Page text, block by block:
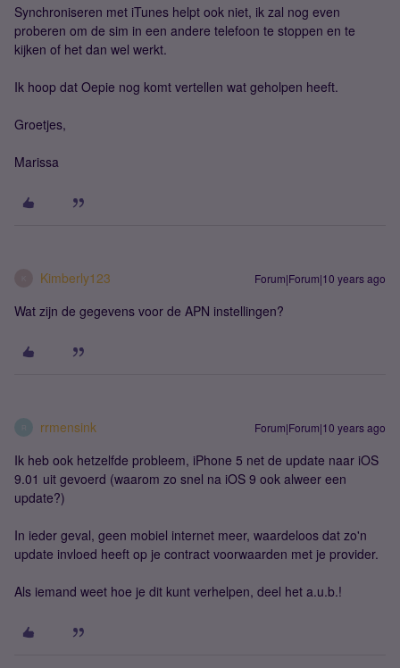
Synchroniseren met iTunes helpt ook niet, ik zal nog even
proberen om de sim in een andere telefoon te stoppen en te
kijken of het dan wel werkt.
Ik hoop dat Oepie nog komt vertellen wat geholpen heeft.
Groetjes,
Marissa
Kimberly123 Forum|Forum|10 years ago
Wat zijn de gegevens voor de APN instellingen?
rrmensink Forum|Forum|10 years ago
Ik heb ook hetzelfde probleem, iPhone 5 net de update naar iOS
9.01 uit gevoerd (waarom zo snel na iOS 9 ook alweer een
update?)
In ieder geval, geen mobiel internet meer, waardeloos dat zo'n
update invloed heeft op je contract voorwaarden met je provider.
Als iemand weet hoe je dit kunt verhelpen, deel het a.u.b.!